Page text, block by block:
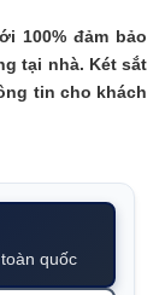
100% đảm bảo
tại nhà. Két sắt
tin cho khách
quốc